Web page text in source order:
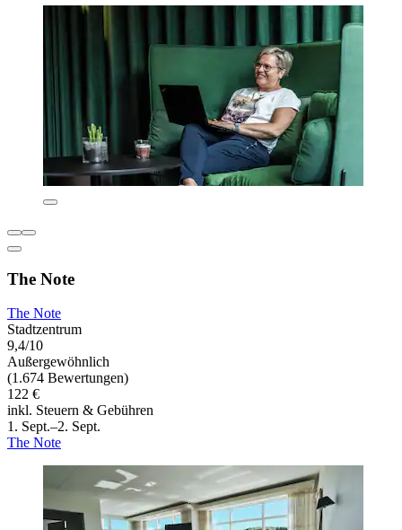
The Note
The Note
Stadtzentrum
9,4/10
Außergewöhnlich
(1.674 Bewertungen)
122 €
inkl. Steuern & Gebühren
1. Sept.–2. Sept.
The Note